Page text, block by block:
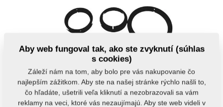
stiahnutie
Aby web fungoval tak, ako ste zvyknutí (súhlas
s cookies)
Záleží nám na tom, aby bolo pre vás nakupovanie čo
najlepším zážitkom. Aby ste na našej stránke rýchlo našli to,
čo hľadáte, ušetrili veľa kliknutí a nezobrazovali sa vám
reklamy na veci, ktoré vás nezaujímajú. Aby ste web videli v